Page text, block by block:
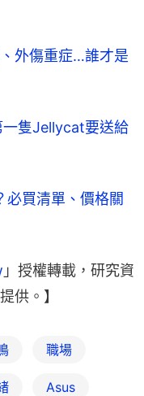
外傷重症…誰才是
隻Jellycat要送給
必買清單、價格關
」授權轉載，研究資
供。】
職場
Asus